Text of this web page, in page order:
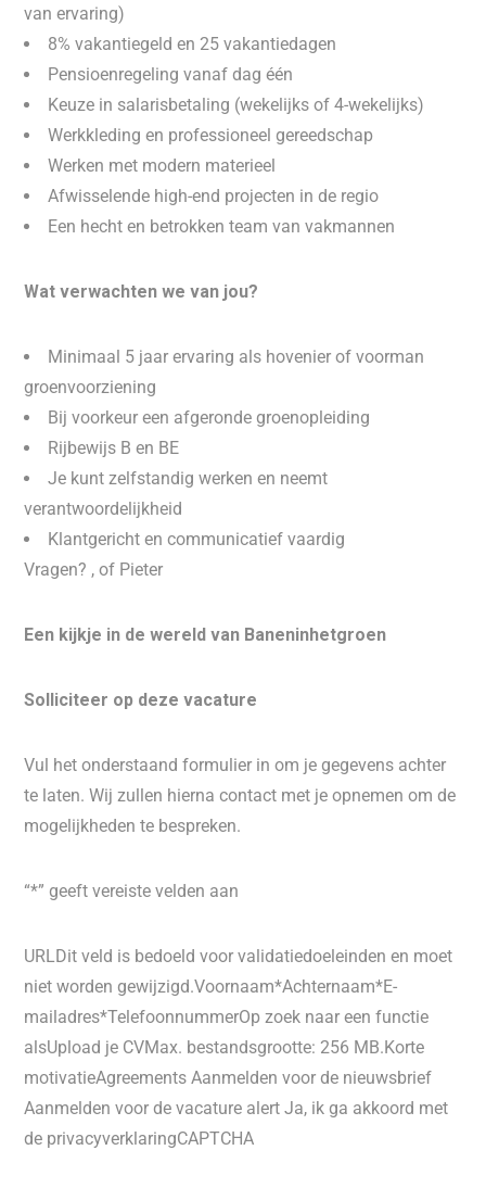
van ervaring)
8% vakantiegeld en 25 vakantiedagen
Pensioenregeling vanaf dag één
Keuze in salarisbetaling (wekelijks of 4-wekelijks)
Werkkleding en professioneel gereedschap
Werken met modern materieel
Afwisselende high-end projecten in de regio
Een hecht en betrokken team van vakmannen
Wat verwachten we van jou?
Minimaal 5 jaar ervaring als hovenier of voorman
groenvoorziening
Bij voorkeur een afgeronde groenopleiding
Rijbewijs B en BE
Je kunt zelfstandig werken en neemt
verantwoordelijkheid
Klantgericht en communicatief vaardig
Vragen? , of Pieter
Een kijkje in de wereld van Baneninhetgroen
Solliciteer op deze vacature
Vul het onderstaand formulier in om je gegevens achter
te laten. Wij zullen hierna contact met je opnemen om de
mogelijkheden te bespreken.
“*” geeft vereiste velden aan
URLDit veld is bedoeld voor validatiedoeleinden en moet
niet worden gewijzigd.Voornaam*Achternaam*E-
mailadres*TelefoonnummerOp zoek naar een functie
alsUpload je CVMax. bestandsgrootte: 256 MB.Korte
motivatieAgreements Aanmelden voor de nieuwsbrief
Aanmelden voor de vacature alert Ja, ik ga akkoord met
de privacyverklaringCAPTCHA